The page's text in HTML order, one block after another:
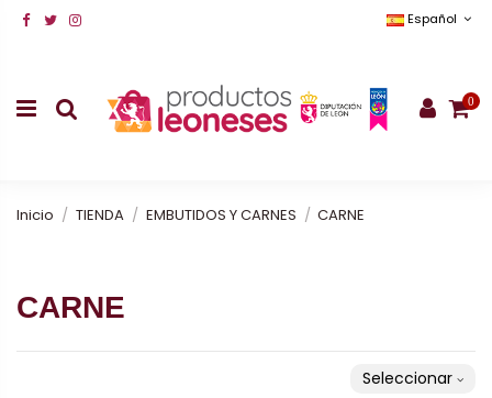
Español
0
Inicio TIENDA EMBUTIDOS Y CARNES CARNE
CARNE
Seleccionar